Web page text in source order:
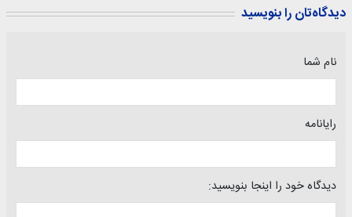
دیدگاه‌تان را بنویسید
نام شما
رایانامه
دیدگاه خود را اینجا بنویسید: